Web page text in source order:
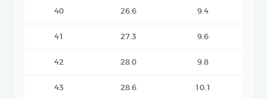
40 26.6 9.4
41 27.3 9.6
42 28.0 9.8
43 28.6 10.1